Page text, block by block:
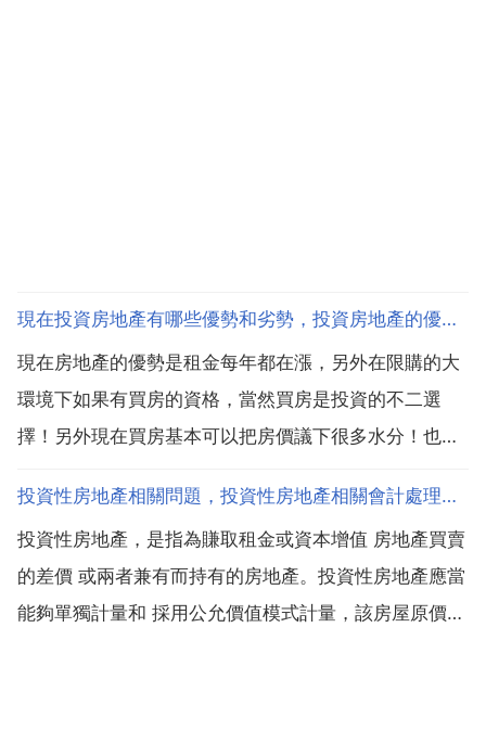
現在投資房地產有哪些優勢和劣勢，投資房地產的優勢有哪些？
現在房地產的優勢是租金每年都在漲，另外在限購的大
環境下如果有買房的資格，當然買房是投資的不二選
擇！另外現在買房基本可以把房價議下很多水分！也就
手時機！至於劣勢的話 現在如果你是房東我不說大家也
很明白，如果您要 房子基本都不是自己的心理價位！如
果想急用錢...
投資性房地產相關問題，投資性房地產相關會計處理問題
投資性房地產，是指為賺取租金或資本增值 房地產買賣
的差價 或兩者兼有而持有的房地產。投資性房地產應當
能夠單獨計量和 採用公允價值模式計量，該房屋原價